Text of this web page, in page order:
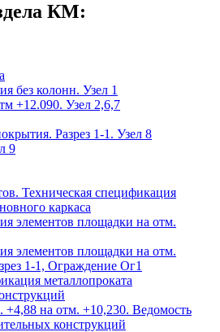
КМ:
без колонн. Узел 1
+12.090. Узел 2,6,7
Разрез 1-1. Узел 8
9
Техническая спецификация
каркаса
элементов площадки на отм.
элементов площадки на отм.
1-1, Ограждение Ог1
металлопроката
+4,88 на отм. +10,230. Ведомость
конструкций